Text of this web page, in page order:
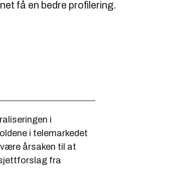
få en bedre profilering.
i
i telemarkedet
årsaken til at
fra